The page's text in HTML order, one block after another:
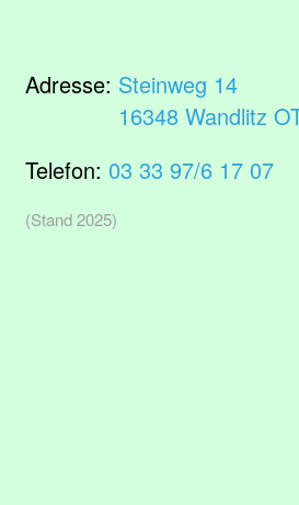
Adresse: Steinweg 14
16348 Wandlitz
Telefon: 03 33 97/6 17 07
(Stand 2025)